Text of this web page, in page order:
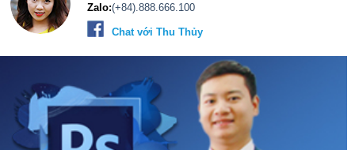
Zalo:(+84).888.666.100
Chat với Thu Thủy